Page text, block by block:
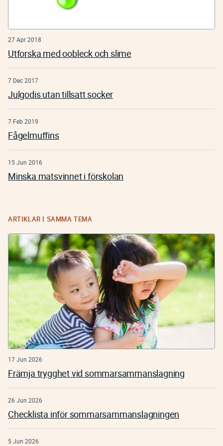
27 Apr 2018
Utforska med oobleck och slime
7 Dec 2017
Julgodis utan tillsatt socker
7 Feb 2019
Fågelmuffins
15 Jun 2016
Minska matsvinnet i förskolan
ARTIKLAR I SAMMA TEMA
17 Jun 2026
Främja trygghet vid sommarsammanslagning
26 Jun 2026
Checklista inför sommarsammanslagningen
5 Jun 2026